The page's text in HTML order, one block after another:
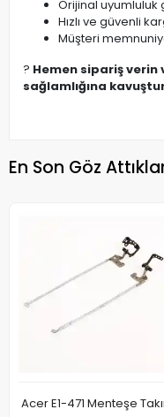
Orijinal uyumluluk
Hızlı ve güvenli
Müşteri
? Hemen sipariş verin
sağlamlığına
En Son Göz
Acer E1-471 Menteşe